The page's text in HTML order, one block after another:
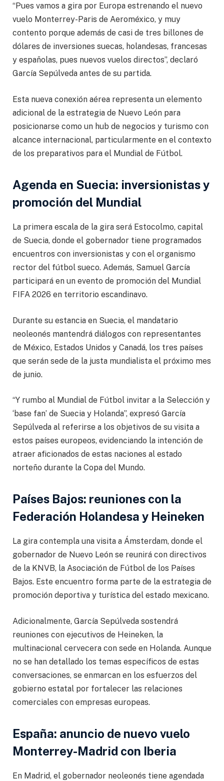
“Pues vamos a gira por Europa estrenando el nuevo
vuelo Monterrey-Paris de Aeroméxico, y muy
contento porque además de casi de tres billones de
dólares de inversiones suecas, holandesas, francesas
y españolas, pues nuevos vuelos directos”, declaró
García Sepúlveda antes de su partida.
Esta nueva conexión aérea representa un elemento
adicional de la estrategia de Nuevo León para
posicionarse como un hub de negocios y turismo con
alcance internacional, particularmente en el contexto
de los preparativos para el Mundial de Fútbol.
Agenda en Suecia: inversionistas y
promoción del Mundial
La primera escala de la gira será Estocolmo, capital
de Suecia, donde el gobernador tiene programados
encuentros con inversionistas y con el organismo
rector del fútbol sueco. Además, Samuel García
participará en un evento de promoción del Mundial
FIFA 2026 en territorio escandinavo.
Durante su estancia en Suecia, el mandatario
neoleonés mantendrá diálogos con representantes
de México, Estados Unidos y Canadá, los tres países
que serán sede de la justa mundialista el próximo mes
de junio.
“Y rumbo al Mundial de Fútbol invitar a la Selección y
‘base fan’ de Suecia y Holanda”, expresó García
Sepúlveda al referirse a los objetivos de su visita a
estos países europeos, evidenciando la intención de
atraer aficionados de estas naciones al estado
norteño durante la Copa del Mundo.
Países Bajos: reuniones con la
Federación Holandesa y Heineken
La gira contempla una visita a Ámsterdam, donde el
gobernador de Nuevo León se reunirá con directivos
de la KNVB, la Asociación de Fútbol de los Países
Bajos. Este encuentro forma parte de la estrategia de
promoción deportiva y turística del estado mexicano.
Adicionalmente, García Sepúlveda sostendrá
reuniones con ejecutivos de Heineken, la
multinacional cervecera con sede en Holanda. Aunque
no se han detallado los temas específicos de estas
conversaciones, se enmarcan en los esfuerzos del
gobierno estatal por fortalecer las relaciones
comerciales con empresas europeas.
España: anuncio de nuevo vuelo
Monterrey-Madrid con Iberia
En Madrid, el gobernador neoleonés tiene agendada